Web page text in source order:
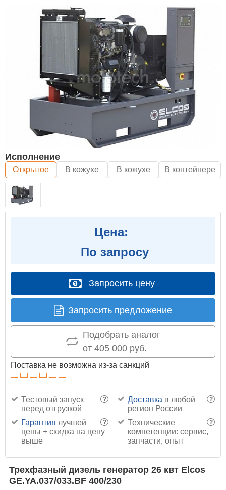
Исполнение
Открытое В кожухе В кожухе В контейнере
Цена:
По запросу
Запросить цену
Запросить предложение
Подобрать аналог
от 405 000 руб.
Поставка не возможна из-за санкций
?
Тестовый запуск
перед отгрузкой
?
Доставка в любой
регион России
?
Гарантия лучшей
цены + скидка на цену
выше
?
Технические
компетенции: сервис,
запчасти, опыт
Трехфазный дизель генератор 26 квт Elcos
GE.YA.037/033.BF 400/230